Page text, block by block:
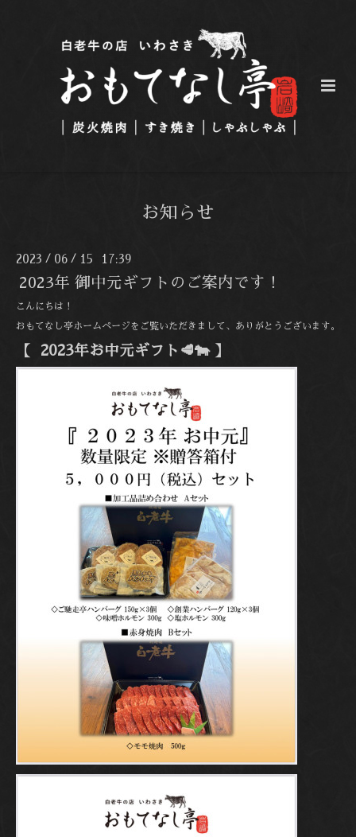
お知らせ
2023 / 06 / 15 17:39
2023年 御中元ギフトのご案内です！
こんにちは！
おもてなし亭ホームページをご覧いただきまして、ありがとうございます。
【 2023年お中元ギフト🥩🐄 】